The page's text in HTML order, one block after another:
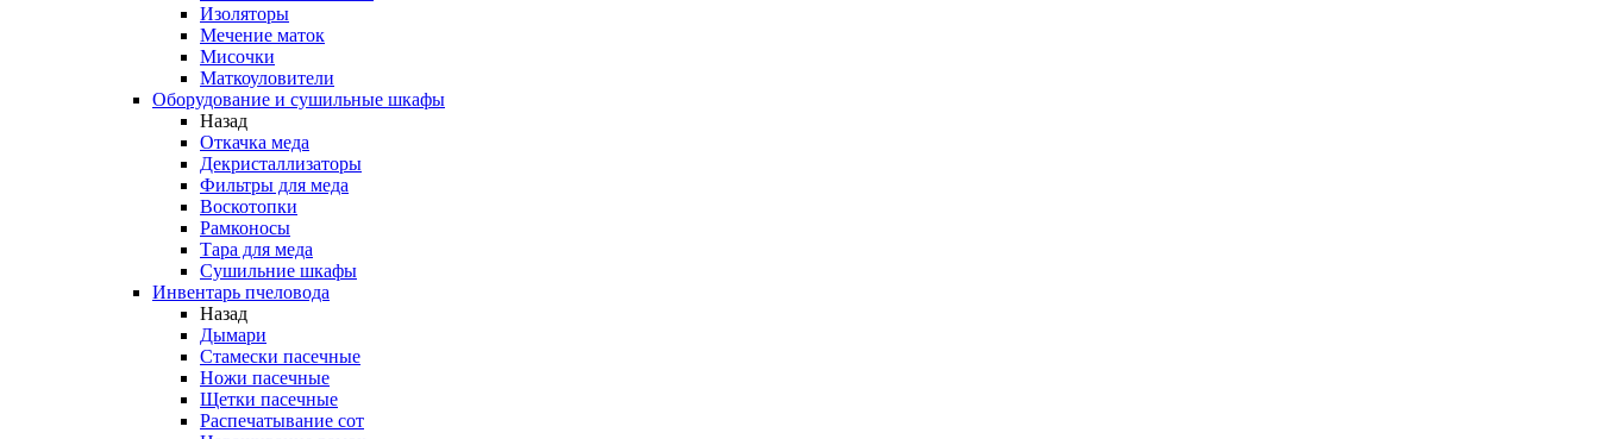
Изоляторы
Мечение маток
Мисочки
Маткоуловители
Оборудование и сушильные шкафы
Назад
Откачка меда
Декристаллизаторы
Фильтры для меда
Воскотопки
Рамконосы
Тара для меда
Сушильние шкафы
Инвентарь пчеловода
Назад
Дымари
Стамески пасечные
Ножи пасечные
Щетки пасечные
Распечатывание сот